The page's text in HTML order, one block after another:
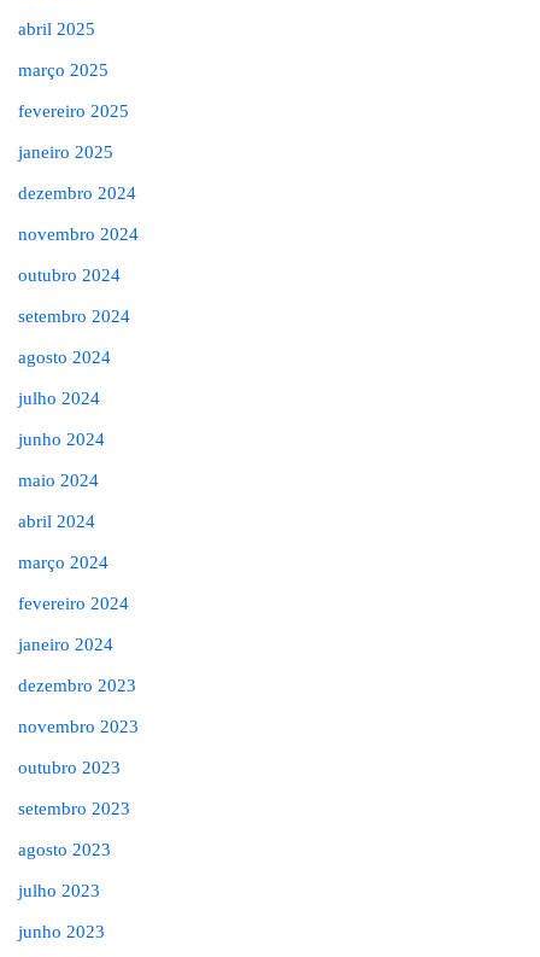
abril 2025
março 2025
fevereiro 2025
janeiro 2025
dezembro 2024
novembro 2024
outubro 2024
setembro 2024
agosto 2024
julho 2024
junho 2024
maio 2024
abril 2024
março 2024
fevereiro 2024
janeiro 2024
dezembro 2023
novembro 2023
outubro 2023
setembro 2023
agosto 2023
julho 2023
junho 2023